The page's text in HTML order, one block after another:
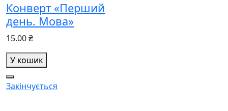
Конверт «Перший
день. Мова»
15.00 ₴
У кошик
Закінчується